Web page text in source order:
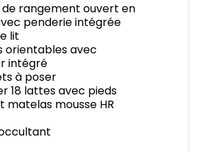
de rangement ouvert en
penderie intégrée
lit
orientables avec
intégré
à poser
18 lattes avec pieds
matelas mousse HR